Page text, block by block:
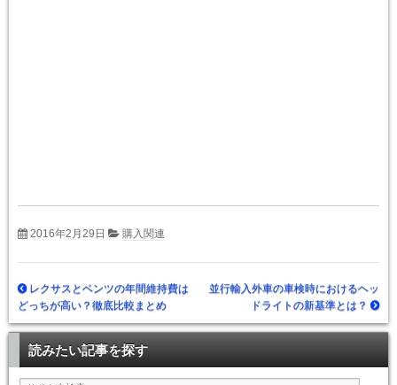
2016年2月29日 購入関連
レクサスとベンツの年間維持費は
どっちが高い？徹底比較まとめ
並行輸入外車の車検時におけるヘッ
ドライトの新基準とは？
読みたい記事を探す